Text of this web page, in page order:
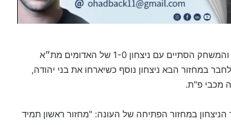
הפועל ירושלים המשיכה בנסיונות להשוות אך ללא הצלחה והמשחק הסתיים עם ניצחון 1-0 של האדומים מת״א
במחזור הבא ניצחון נוסף כשיארחו את בני יהודה,
מכבי פ"ת.
במחזור הפתיחה של העונה: "מחזור ראשון תמיד